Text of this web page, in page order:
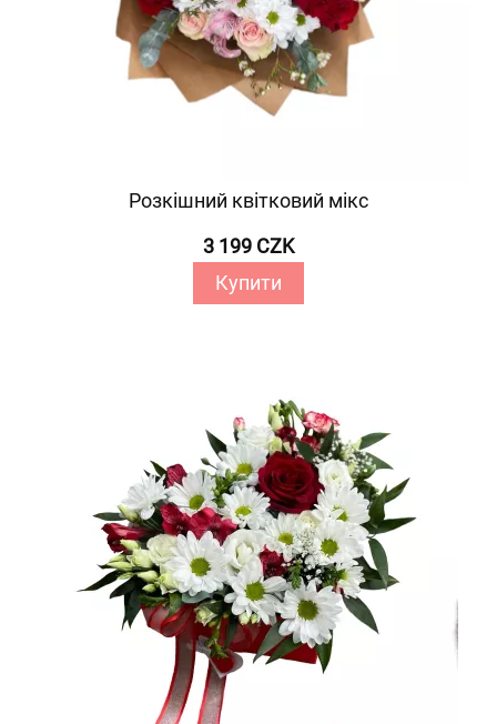
Розкішний квітковий мікс
3 199 CZK
Купити